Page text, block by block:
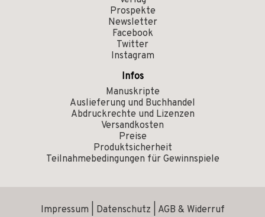
Prospekte
Newsletter
Facebook
Twitter
Instagram
Infos
Manuskripte
Auslieferung und Buchhandel
Abdruckrechte und Lizenzen
Versandkosten
Preise
Produktsicherheit
Teilnahmebedingungen für Gewinnspiele
Impressum Datenschutz AGB & Widerruf